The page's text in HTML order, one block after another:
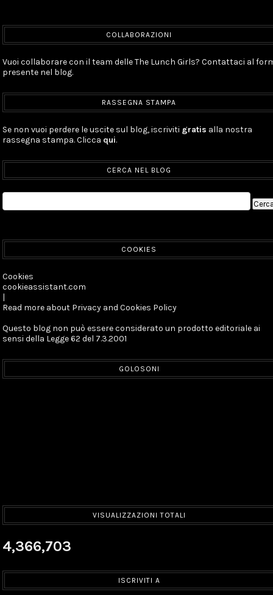
COLLABORAZIONI
Vuoi collaborare con il team delle The Lunch Girls? Contattaci al
presente nel blog.
RASSEGNA STAMPA
Se non vuoi perdere le uscite sul blog, iscriviti gratis alla nostra
rassegna stampa. Clicca qui.
CERCA NEL BLOG
COOKIES
Cookies
cookieassistant.com
|
Read more about Privacy and Cookies Policy
Questo blog non può essere considerato un prodotto editoriale ai
sensi della Legge 62 del 7.3.2001
GOLOSONI
VISUALIZZAZIONI TOTALI
4,366,703
ISCRIVITI A